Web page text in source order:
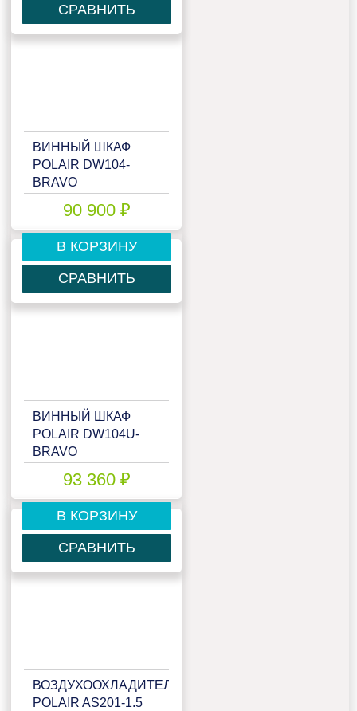
СРАВНИТЬ
ВИННЫЙ ШКАФ
POLAIR DW104-
BRAVO
90 900 ₽
В КОРЗИНУ
СРАВНИТЬ
ВИННЫЙ ШКАФ
POLAIR DW104U-
BRAVO
93 360 ₽
В КОРЗИНУ
СРАВНИТЬ
ВОЗДУХООХЛАДИТЕЛЬ
POLAIR AS201-1.5